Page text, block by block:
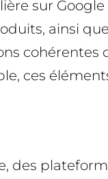
sur Google
ainsi
cohérentes
ces
des